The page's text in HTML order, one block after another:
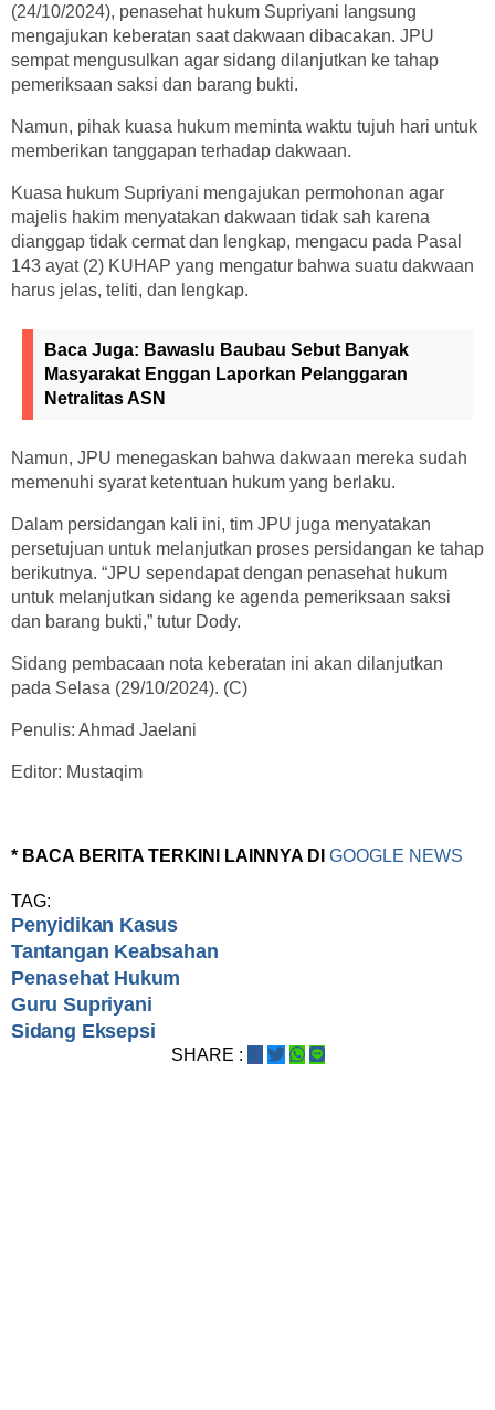
(24/10/2024), penasehat hukum Supriyani langsung
mengajukan keberatan saat dakwaan dibacakan. JPU
sempat mengusulkan agar sidang dilanjutkan ke tahap
pemeriksaan saksi dan barang bukti.
Namun, pihak kuasa hukum meminta waktu tujuh hari untuk
memberikan tanggapan terhadap dakwaan.
Kuasa hukum Supriyani mengajukan permohonan agar
majelis hakim menyatakan dakwaan tidak sah karena
dianggap tidak cermat dan lengkap, mengacu pada Pasal
143 ayat (2) KUHAP yang mengatur bahwa suatu dakwaan
harus jelas, teliti, dan lengkap.
Baca Juga: Bawaslu Baubau Sebut Banyak
Masyarakat Enggan Laporkan Pelanggaran
Netralitas ASN
Namun, JPU menegaskan bahwa dakwaan mereka sudah
memenuhi syarat ketentuan hukum yang berlaku.
Dalam persidangan kali ini, tim JPU juga menyatakan
persetujuan untuk melanjutkan proses persidangan ke tahap
berikutnya. “JPU sependapat dengan penasehat hukum
untuk melanjutkan sidang ke agenda pemeriksaan saksi
dan barang bukti,” tutur Dody.
Sidang pembacaan nota keberatan ini akan dilanjutkan
pada Selasa (29/10/2024). (C)
Penulis: Ahmad Jaelani
Editor: Mustaqim
* BACA BERITA TERKINI LAINNYA DI GOOGLE NEWS
TAG:
Penyidikan Kasus
Tantangan Keabsahan
Penasehat Hukum
Guru Supriyani
Sidang Eksepsi
SHARE :